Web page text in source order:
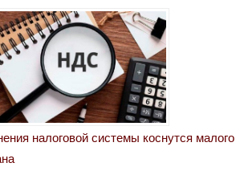
налоговой системы коснутся малого